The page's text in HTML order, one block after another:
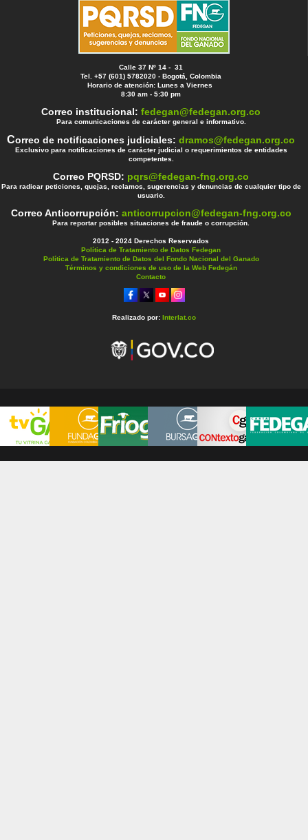
Calle 37 Nº 14 - 31
Tel. +57 (601) 5782020 - Bogotá, Colombia
Horario de atención: Lunes a Viernes
8:30 am - 5:30 pm
Correo institucional:fedegan@fedegan.org.co
Para comunicaciones de carácter general e informativo.
Correo de notificaciones judiciales:dramos@fedegan.org.co
Exclusivo para notificaciones de carácter judicial o requerimientos de entidades
competentes.
Correo PQRSD: pqrs@fedegan-fng.org.co
Para radicar peticiones, quejas, reclamos, sugerencias y denuncias de cualquier tipo de
usuario.
Correo Anticorrupción: anticorrupcion@fedegan-fng.org.co
Para reportar posibles situaciones de fraude o corrupción.
2012 - 2024 Derechos Reservados
Política de Tratamiento de Datos Fedegan
Política de Tratamiento de Datos del Fondo Nacional del Ganado
Términos y condiciones de uso de la Web Fedegán
Contacto
Realizado por: Interlat.co